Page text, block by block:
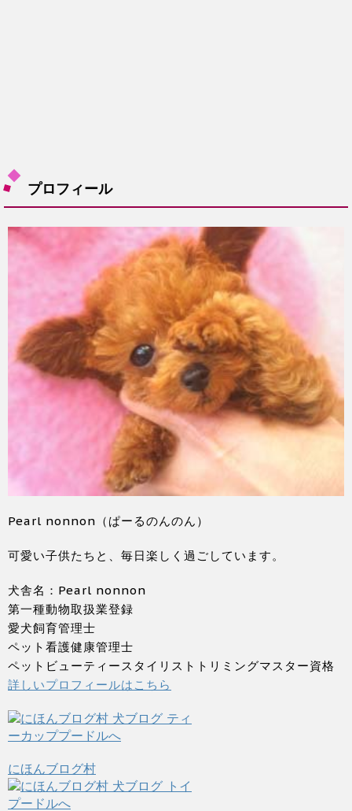
プロフィール
Pearl nonnon（ぱーるのんのん）
可愛い子供たちと、毎日楽しく過ごしています。
犬舎名：Pearl nonnon
第一種動物取扱業登録
愛犬飼育管理士
ペット看護健康管理士
ペットビューティースタイリストトリミングマスター資格
詳しいプロフィールはこちら
にほんブログ村